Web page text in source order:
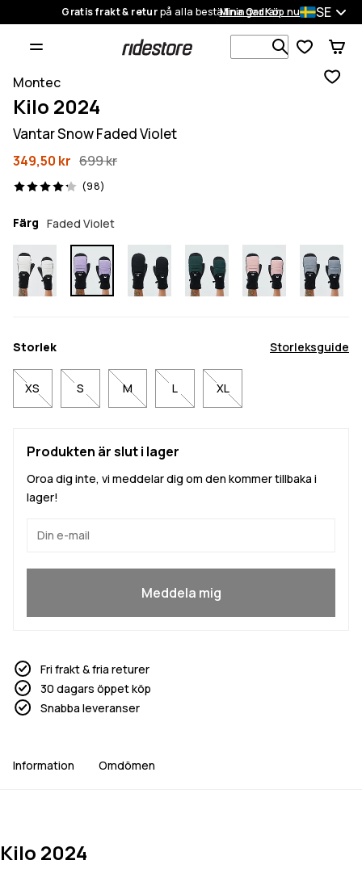
Gratis frakt & returpå alla beställningarKöp nu
Mina Ordrar SE
Sök bland
Montec
Kilo 2024
Vantar Snow Faded Violet
349,50 kr 699 kr
(98)
98 recensioner, 4.2/5
Färg Faded Violet
Storlek Storleksguide
XS S M L XL
Produkten är slut i lager
Oroa dig inte, vi meddelar dig om den kommer tillbaka i
lager!
Meddela mig
Fri frakt & fria returer
30 dagars öppet köp
Snabba leveranser
Information Omdömen
Kilo 2024